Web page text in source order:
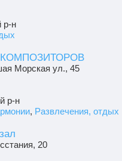
р-н
Морская ул., 45
р-н
, Развлечения, отдых
20